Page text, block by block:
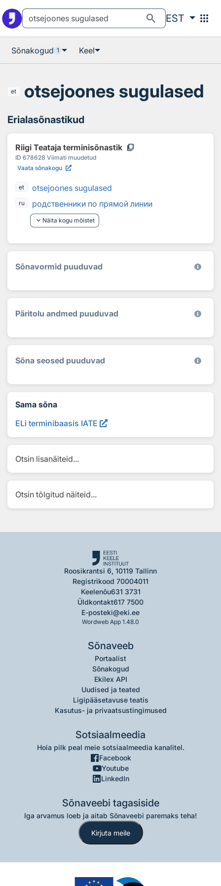
search EST apps
Sõnakogud 1 Keel
et otsejoones sugulased
Erialasõnastikud
Riigi Teataja terminisõnastik content_copy
ID 678628 Viimati muudetud
Vaata sõnakogu
et otsejoones sugulased
ru
родственники по прямой линии
keyboard_arrow_down Näita kogu mõistet
Sõnavormid puuduvad
Päritolu andmed puuduvad
Sõna seosed puuduvad
Sama sõna
ELi terminibaasis IATE
Otsin lisanäiteid...
Otsin tõlgitud näiteid...
Roosikrantsi 6, 10119 Tallinn
Registrikood 70004011
Keelenõu631 3731
Üldkontakt617 7500
E-posteki@eki.ee
Wordweb App 1.48.0
Sõnaveeb
Portaalist
Sõnakogud
Ekilex API
Uudised ja teated
Ligipääsetavuse teatis
Kasutus- ja privaatsustingimused
Sotsiaalmeedia
Hoia pilk peal meie sotsiaalmeedia kanalitel.
Facebook
Youtube
LinkedIn
Sõnaveebi tagasiside
Iga arvamus loeb ja aitab Sõnaveebi paremaks teha!
Kirjuta meile